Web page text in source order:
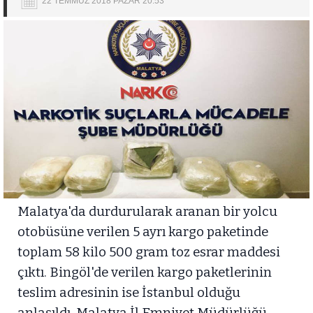
Malatya'da durdurularak aranan bir yolcu
otobüsüne verilen 5 ayrı kargo paketinde
toplam 58 kilo 500 gram toz esrar maddesi
çıktı. Bingöl'de verilen kargo paketlerinin
teslim adresinin ise İstanbul olduğu